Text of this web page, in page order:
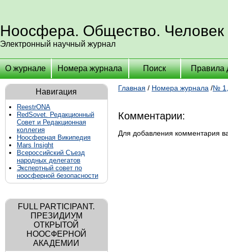
Ноосфера. Общество. Человек
Электронный научный журнал
О журнале Номера журнала Поиск Правила
Навигация
ReestrONA
RedSovet. Редакционный
Совет и Редакционная
коллегия
Ноосферная Википедия
Mars Insight
Всероссийский Съезд
народных делегатов
Экспертный совет по
ноосферной безопасности
FULL PARTICIPANT.
ПРЕЗИДИУМ
ОТКРЫТОЙ
НООСФЕРНОЙ
АКАДЕМИИ
Главная / Номера журнала /№
Комментарии:
Для добавления комментария